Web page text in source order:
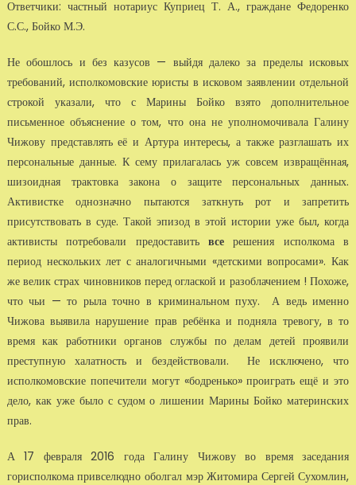
Ответчики: частный нотариус Куприец Т. А., граждане Федоренко
С.С., Бойко М.Э.
Не обошлось и без казусов — выйдя далеко за пределы исковых
требований, исполкомовские юристы в исковом заявлении отдельной
строкой указали, что с Марины Бойко взято дополнительное
письменное объяснение о том, что она не уполномочивала Галину
Чижову представлять её и Артура интересы, а также разглашать их
персональные данные. К сему прилагалась уж совсем извращённая,
шизоидная трактовка закона о защите персональных данных.
Активистке однозначно пытаются заткнуть рот и запретить
присутствовать в суде. Такой эпизод в этой истории уже был, когда
активисты потребовали предоставить все решения исполкома в
период нескольких лет с аналогичными «детскими вопросами». Как
же велик страх чиновников перед оглаской и разоблачением ! Похоже,
что чьи — то рыла точно в криминальном пуху. А ведь именно
Чижова выявила нарушение прав ребёнка и подняла тревогу, в то
время как работники органов службы по делам детей проявили
преступную халатность и бездействовали. Не исключено, что
исполкомовские попечители могут «бодренько» проиграть ещё и это
дело, как уже было с судом о лишении Марины Бойко материнских
прав.
А 17 февраля 2016 года Галину Чижову во время заседания
горисполкома привселюдно оболгал мэр Житомира Сергей Сухомлин,